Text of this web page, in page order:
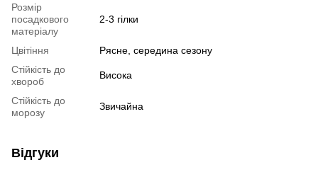
Розмір
посадкового
матеріалу
2-3 гiлки
Цвiтiння
Рясне, середина сезону
Стiйкiсть до
хвороб
Висока
Стiйкiсть до
морозу
Звичайна
Відгуки